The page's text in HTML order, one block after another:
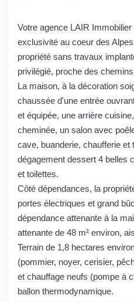
Votre agence LAIR
exclusivité au coeur des
propriété sans travaux
privilégié, proche des
La maison, à la décoration
chaussée d'une entrée
et équipée, une arrière
cheminée, un salon avec
cave, buanderie, chaufferie et
dégagement dessert 4 belles
et toilettes.
Côté dépendances, la
portes électriques et grand
dépendance attenante à la
attenante de 48 m² environ,
Terrain de 1,8 hectares
(pommier, noyer, cerisier,
et chauffage neufs (pompe à
ballon thermodynamique.